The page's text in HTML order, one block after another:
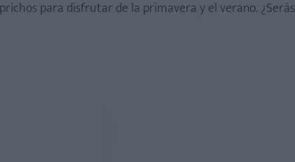
para disfrutar de la primavera y el verano. ¿Serás